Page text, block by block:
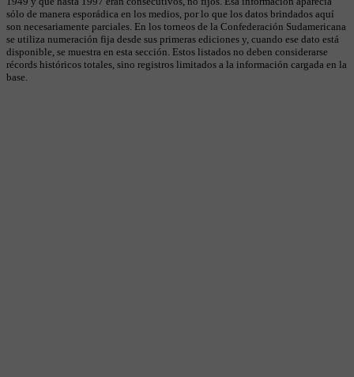
sólo de manera esporádica en los medios, por lo que los datos brindados aquí
son necesariamente parciales. En los torneos de la Confederación Sudamericana
se utiliza numeración fija desde sus primeras ediciones y, cuando ese dato está
disponible, se muestra en esta sección. Estos listados no deben considerarse
récords históricos totales, sino registros limitados a la información cargada en la
base.